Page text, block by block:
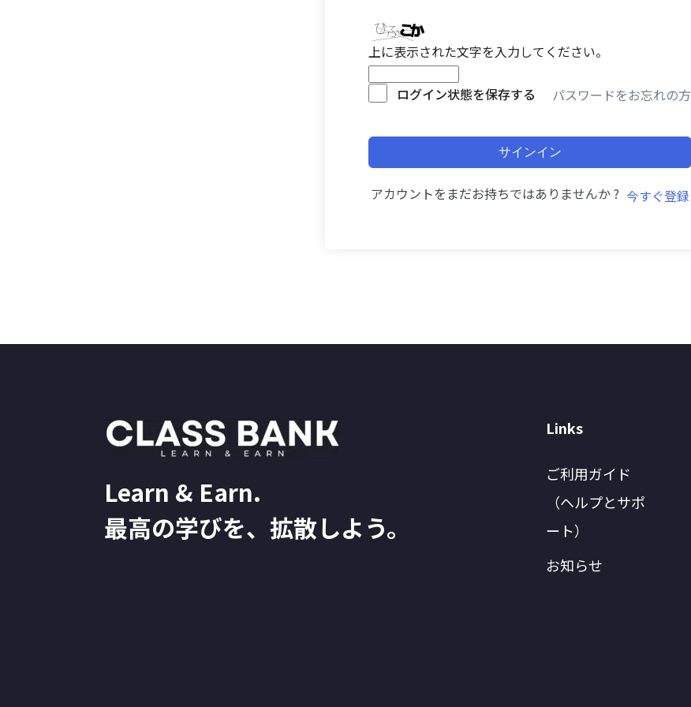
上に表示された文字を入力してください。
ログイン状態を保存する パスワードをお忘れの方
サインイン
アカウントをまだお持ちではありませんか ? 今すぐ登録
Learn & Earn.
最高の学びを、拡散しよう。
Links
ご利用ガイド
（ヘルプとサポ
ート）
お知らせ